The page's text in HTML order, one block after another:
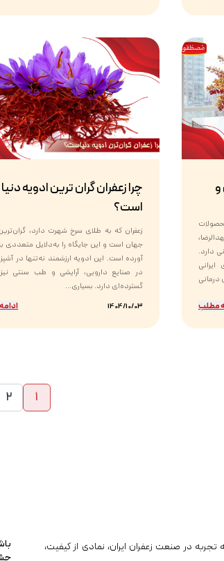
دارد.
مطلب
چرا زعفران گران ترین ادویه دنیا
است؟
زعفران که به طلای سرخ شهرت دارد،
جهان است و این جایگاه را به‌دلایل
آورده است. این ادویه ارزشمند نه‌تنها در
در صنایع دارویی، آرایشی و طب سنتی نیز
گسترده‌ای دارد. بسیاری...
1404/10/03
1
2
در صنعت زعفران ایران، نمادی از کیفیت،